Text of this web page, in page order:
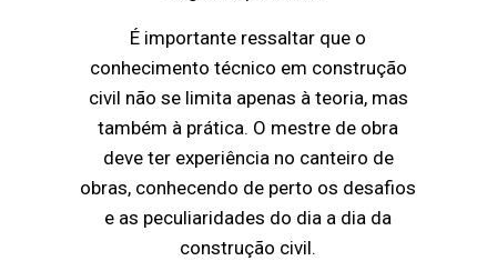
É importante ressaltar que o
conhecimento técnico em construção
civil não se limita apenas à teoria, mas
também à prática. O mestre de obra
deve ter experiência no canteiro de
obras, conhecendo de perto os desafios
e as peculiaridades do dia a dia da
construção civil.